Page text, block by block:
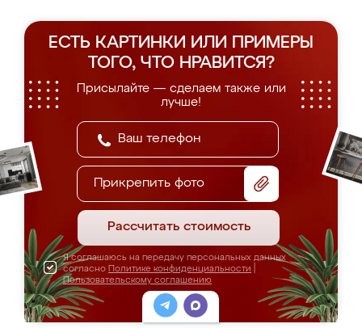
ЕСТЬ КАРТИНКИ ИЛИ ПРИМЕРЫ
ТОГО, ЧТО НРАВИТСЯ?
Присылайте — сделаем также или
лучше!
Прикрепить фото
Рассчитать стоимость
Я соглашаюсь на передачу персональных данных
согласно Политике конфиденциальности
Пользовательскому соглашению